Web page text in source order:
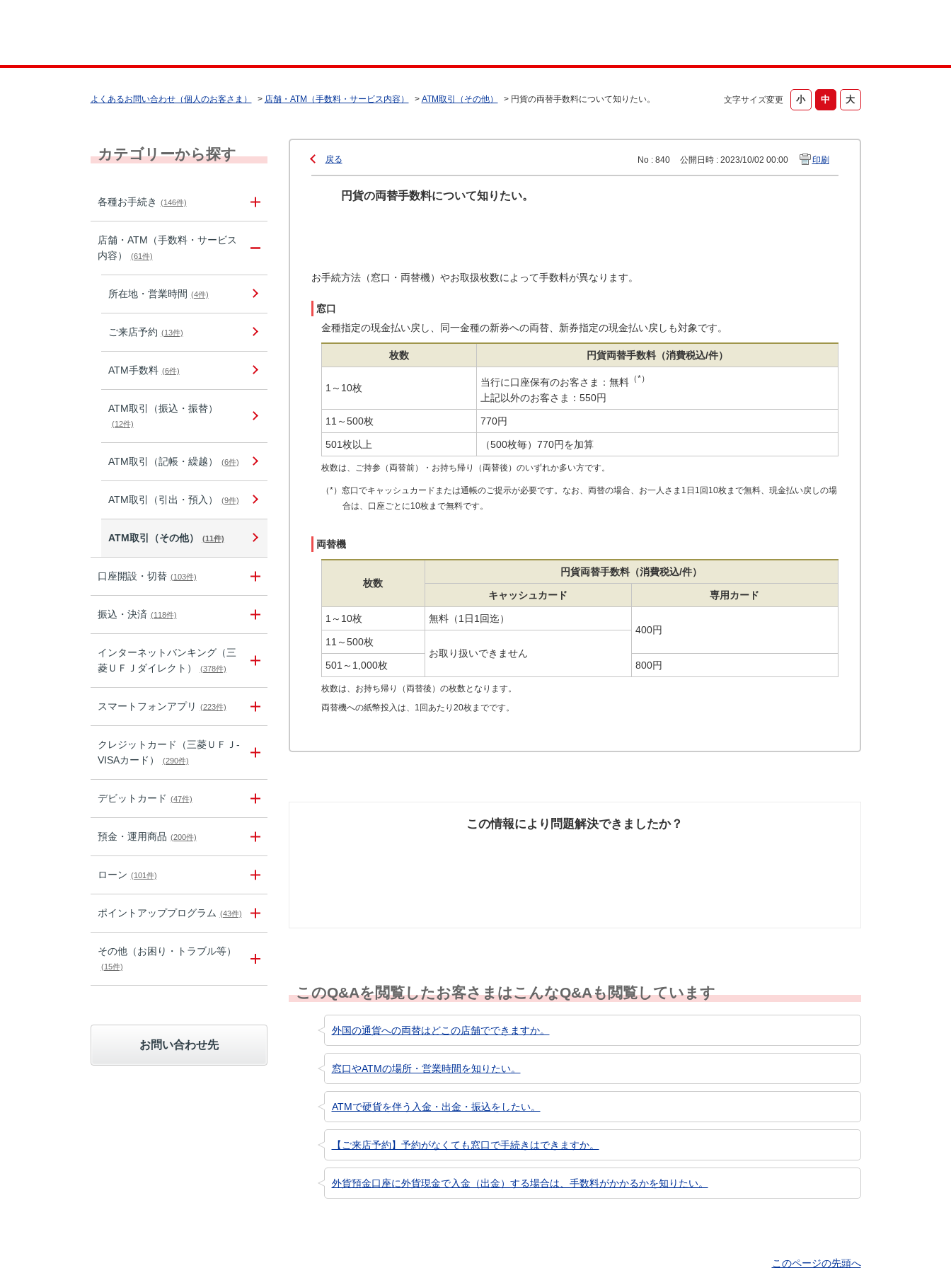
文字サイズ変更
よくあるお問い合わせ（個人のお客さま） > 店舗・ATM（手数料・サービス内容） > ATM取引（その他） > 円貨の両替手数料について知りたい。
カテゴリーから探す
各種お手続き (146件)
店舗・ATM（手数料・サービス
内容）
(61件)
所在地・営業時間 (4件)
ご来店予約 (13件)
ATM手数料 (6件)
ATM取引（振込・振替）
(12件)
ATM取引（記帳・繰越） (6件)
ATM取引（引出・預入） (9件)
ATM取引（その他） (11件)
口座開設・切替 (103件)
振込・決済 (118件)
インターネットバンキング（三
菱ＵＦＪダイレクト）
(378件)
スマートフォンアプリ (223件)
クレジットカード（三菱ＵＦＪ-
VISAカード）
(290件)
デビットカード (47件)
預金・運用商品 (200件)
ローン (101件)
ポイントアッププログラム (43件)
その他（お困り・トラブル等）
(15件)
お問い合わせ先
戻る No : 840 公開日時 : 2023/10/02 00:00 印刷
円貨の両替手数料について知りたい。
お手続方法（窓口・両替機）やお取扱枚数によって手数料が異なります。
窓口
金種指定の現金払い戻し、同一金種の新券への両替、新券指定の現金払い戻しも対象です。
枚数 円貨両替手数料（消費税込/件）
1～10枚
当行に口座保有のお客さま：無料 （*）
上記以外のお客さま：550円
11～500枚 770円
501枚以上 （500枚毎）770円を加算
枚数は、ご持参（両替前）・お持ち帰り（両替後）のいずれか多い方です。
（*）窓口でキャッシュカードまたは通帳のご提示が必要です。なお、両替の場合、お一人さま1日1回10枚まで無料、現金払い戻しの場
合は、口座ごとに10枚まで無料です。
両替機
枚数
円貨両替手数料（消費税込/件）
キャッシュカード 専用カード
1～10枚
無料（1日1回迄）
400円
11～500枚
お取り扱いできません
501～1,000枚
800円
枚数は、お持ち帰り（両替後）の枚数となります。
両替機への紙幣投入は、1回あたり20枚までです。
この情報により問題解決できましたか？
このQ&Aを閲覧したお客さまはこんなQ&Aも閲覧しています
外国の通貨への両替はどこの店舗でできますか。
窓口やATMの場所・営業時間を知りたい。
ATMで硬貨を伴う入金・出金・振込をしたい。
【ご来店予約】予約がなくても窓口で手続きはできますか。
外貨預金口座に外貨現金で入金（出金）する場合は、手数料がかかるかを知りたい。
このページの先頭へ